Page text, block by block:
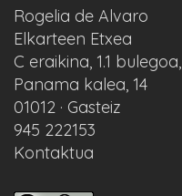
Rogelia de Alvaro
Elkarteen Etxea
C eraikina, 1.1 bulegoa,
Panama kalea, 14
01012 · Gasteiz
945 222153
Kontaktua